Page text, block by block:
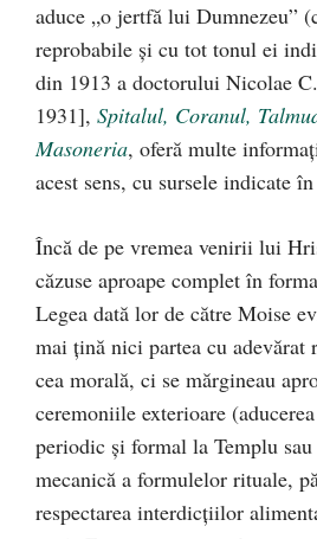
aduce „o jertfă lui Dumnezeu”
reprobabile și cu tot tonul ei
din 1913 a doctorului Nicolae
1931], Spitalul, Coranul,
Masoneria, oferă multe
acest sens, cu sursele indicate
Încă de pe vremea venirii lui
căzuse aproape complet în
Legea dată lor de către Moise
mai țină nici partea cu adevărat
cea morală, ci se mărgineau
ceremoniile exterioare
periodic și formal la Templu sau
mecanică a formulelor rituale,
respectarea interdicțiilor